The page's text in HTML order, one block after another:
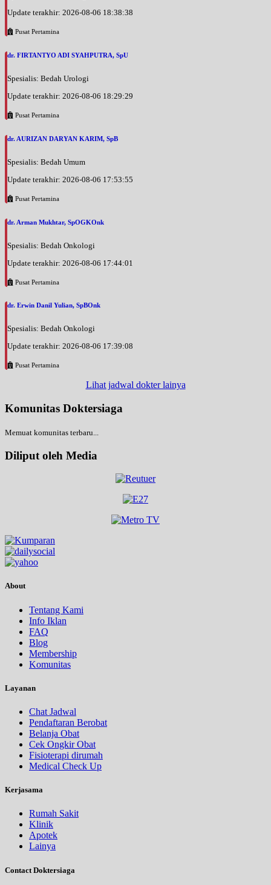
Update terakhir: 2026-08-06 18:38:38
Pusat Pertamina
dr. FIRTANTYO ADI SYAHPUTRA, SpU
Spesialis: Bedah Urologi
Update terakhir: 2026-08-06 18:29:29
Pusat Pertamina
dr. AURIZAN DARYAN KARIM, SpB
Spesialis: Bedah Umum
Update terakhir: 2026-08-06 17:53:55
Pusat Pertamina
dr. Arman Mukhtar, SpOGKOnk
Spesialis: Bedah Onkologi
Update terakhir: 2026-08-06 17:44:01
Pusat Pertamina
dr. Erwin Danil Yulian, SpBOnk
Spesialis: Bedah Onkologi
Update terakhir: 2026-08-06 17:39:08
Pusat Pertamina
Lihat jadwal dokter lainya
Komunitas Doktersiaga
Memuat komunitas terbaru...
Diliput oleh Media
About
Tentang Kami
Info Iklan
FAQ
Blog
Membership
Komunitas
Layanan
Chat Jadwal
Pendaftaran Berobat
Belanja Obat
Cek Ongkir Obat
Fisioterapi dirumah
Medical Check Up
Kerjasama
Rumah Sakit
Klinik
Apotek
Lainya
Contact Doktersiaga